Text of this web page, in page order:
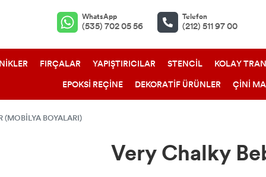
WhatsApp
(535) 702 05 56
Telefon
(212) 511 97 00
FIRÇALAR YAPIŞTIRICILAR STENCİL
KOLAY
EPOKSİ REÇİNE
DEKORATİF ÜRÜNLER ÇİNİ
(MOBİLYA BOYALARI)
Very Chalky